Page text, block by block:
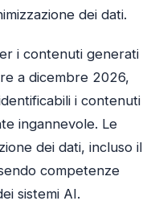
dei dati.
i contenuti generati
a dicembre 2026,
i contenuti
ingannevole. Le
dei dati, incluso il
competenze
sistemi AI.